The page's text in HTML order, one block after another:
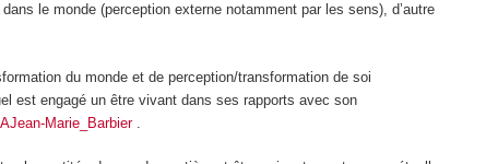
le monde (perception externe notamment par les sens), d’autre
du monde et de perception/transformation de soi
est engagé un être vivant dans ses rapports avec son
Marie_Barbier.